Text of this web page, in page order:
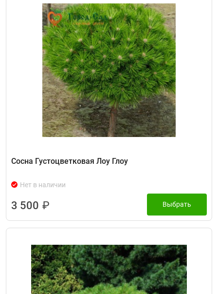
Сосна Густоцветковая Лоу Глоу
Нет в наличии
3 500 ₽ Выбрать